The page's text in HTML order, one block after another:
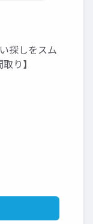
探しをスム
り】